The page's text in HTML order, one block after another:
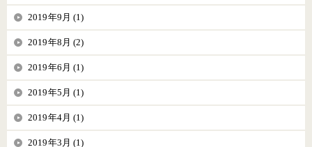
2019年9月 (1)
2019年8月 (2)
2019年6月 (1)
2019年5月 (1)
2019年4月 (1)
2019年3月 (1)